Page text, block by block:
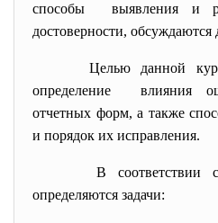
способы выявления и
достоверности, обсуждаются
Целью данной
определение влияния
отчетных форм, а также
и порядок их исправления.
В соответствии
определяются задачи: